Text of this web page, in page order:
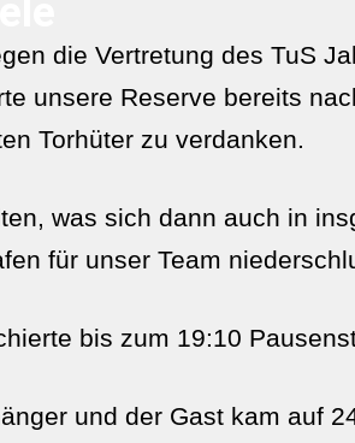
die Vertretung des TuS
unsere Reserve bereits
Torhüter zu verdanken.
was sich dann auch in
für unser Team
bis zum 19:10
und der Gast kam auf